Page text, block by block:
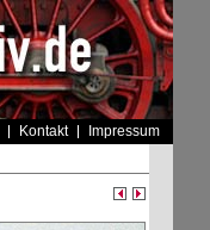
Kontakt Impressum